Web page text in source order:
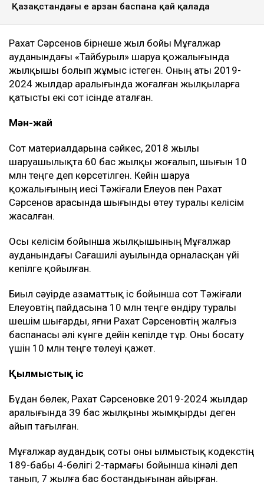
Қазақстандағы ең арзан баспана қай қалада
Рахат Сәрсенов бірнеше жыл бойы Мұғалжар
ауданындағы «Тайбурыл» шаруа қожалығында
жылқышы болып жұмыс істеген. Оның аты 2019-
2024 жылдар аралығында жоғалған жылқыларға
қатысты екі сот ісінде аталған.
Мән-жай
Сот материалдарына сәйкес, 2018 жылы
шаруашылықта 60 бас жылқы жоғалып, шығын 10
млн теңге деп көрсетілген. Кейін шаруа
қожалығының иесі Тәжіғали Елеуов пен Рахат
Сәрсенов арасында шығынды өтеу туралы келісім
жасалған.
Осы келісім бойынша жылқышының Мұғалжар
ауданындағы Сағашилі ауылында орналасқан үйі
кепілге қойылған.
Биыл сәуірде азаматтық іс бойынша сот Тәжіғали
Елеуовтің пайдасына 10 млн теңге өндіру туралы
шешім шығарды, яғни Рахат Сәрсеновтің жалғыз
баспанасы әлі күнге дейін кепілде тұр. Оны босату
үшін 10 млн теңге төлеуі қажет.
Қылмыстық іс
Бұдан бөлек, Рахат Сәрсеновке 2019-2024 жылдар
аралығында 39 бас жылқыны жымқырды деген
айып тағылған.
Мұғалжар аудандық соты оны Қылмыстық кодекстің
189-бабы 4-бөлігі 2-тармағы бойынша кінәлі деп
танып, 7 жылға бас бостандығынан айырған.